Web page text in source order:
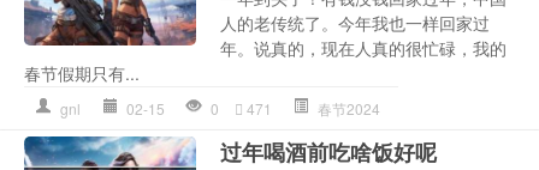
人的老传统了。今年我也一样回家过
年。说真的，现在人真的很忙碌，我的
春节假期只有...
gnl 02-15 0 471 春节2024
过年喝酒前吃啥饭好呢